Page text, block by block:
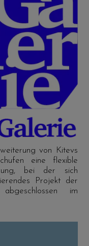
von Kitevs
eine flexible
bei der sich
Projekt der
im